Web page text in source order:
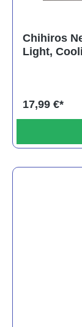
Chihiros
Light,
17,99 €*